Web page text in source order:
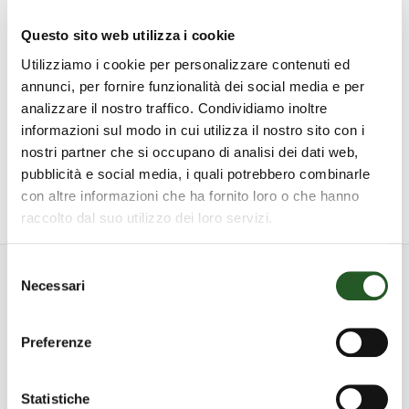
Questo sito web utilizza i cookie
Utilizziamo i cookie per personalizzare contenuti ed
annunci, per fornire funzionalità dei social media e per
analizzare il nostro traffico. Condividiamo inoltre
informazioni sul modo in cui utilizza il nostro sito con i
nostri partner che si occupano di analisi dei dati web,
pubblicità e social media, i quali potrebbero combinarle
con altre informazioni che ha fornito loro o che hanno
raccolto dal suo utilizzo dei loro servizi.
delNecessari
Preferenze
Statistiche
€130,00 IVA esclusa
CORSO
FORMAZIONE
LAVORATORI
MODULO
Aggiungi al carrello